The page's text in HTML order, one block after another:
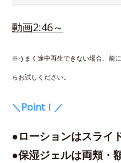
動画2:46～
※うまく途中再生できない場合、前
らお試しください。
＼Point！／
●ローションはスライ
●保湿ジェルは両頬・